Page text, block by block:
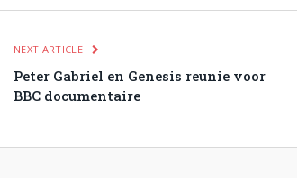
NEXT ARTICLE
Peter Gabriel en Genesis reunie voor
BBC documentaire